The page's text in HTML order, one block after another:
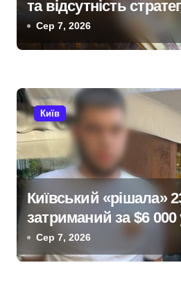
а
п
с
і
в
та відсутність
політики безпеки
Сер 7, 2026
Київ
Київський «рішала»
затриманий за $6 000
«звільнення» від
Сер 7, 2026